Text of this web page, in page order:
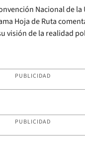
Nacional de la
Hoja de Ruta
visión de la realidad
PUBLICIDAD
PUBLICIDAD